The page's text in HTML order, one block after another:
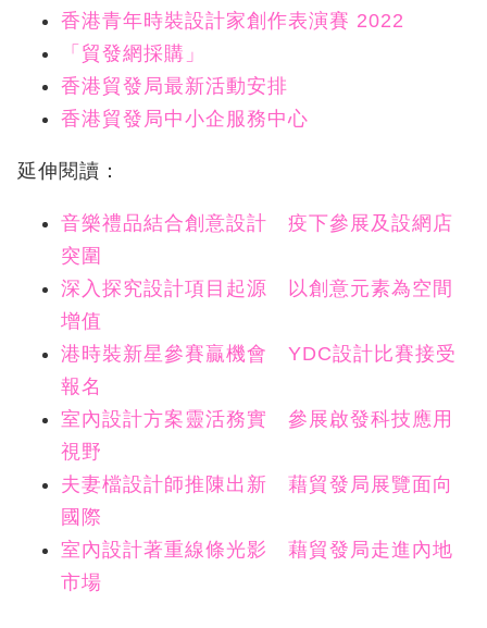
香港青年時裝設計家創作表演賽 2022
「貿發網採購」
香港貿發局最新活動安排
香港貿發局中小企服務中心
延伸閱讀：
音樂禮品結合創意設計 疫下參展及設網店
突圍
深入探究設計項目起源 以創意元素為空間
增值
港時裝新星參賽贏機會 YDC設計比賽接受
報名
室內設計方案靈活務實 參展啟發科技應用
視野
夫妻檔設計師推陳出新 藉貿發局展覽面向
國際
室內設計著重線條光影 藉貿發局走進內地
市場